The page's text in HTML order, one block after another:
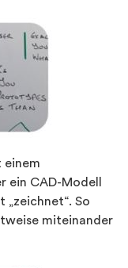
einem
ein CAD-Modell
„zeichnet“. So
miteinander